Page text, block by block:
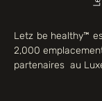
Letz be healthy™
2,000
partenaires au